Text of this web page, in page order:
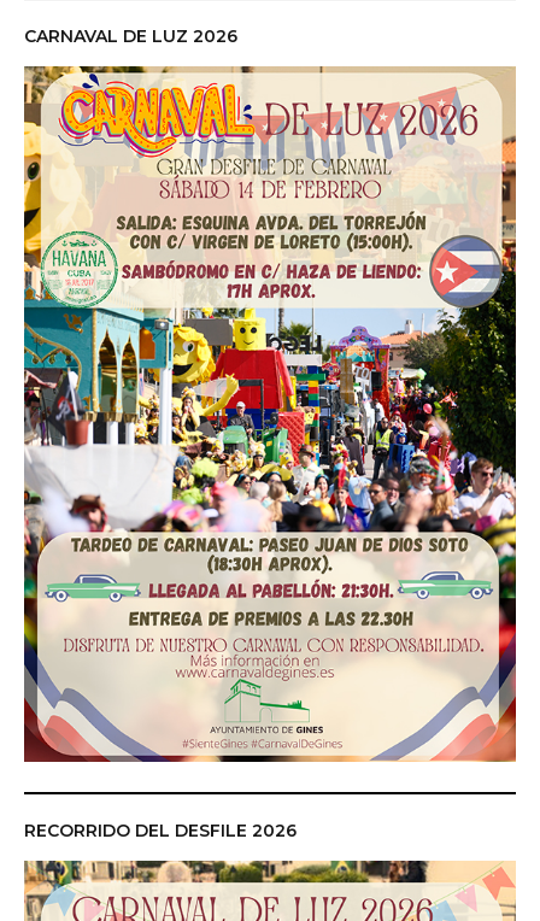
CARNAVAL DE LUZ 2026
RECORRIDO DEL DESFILE 2026